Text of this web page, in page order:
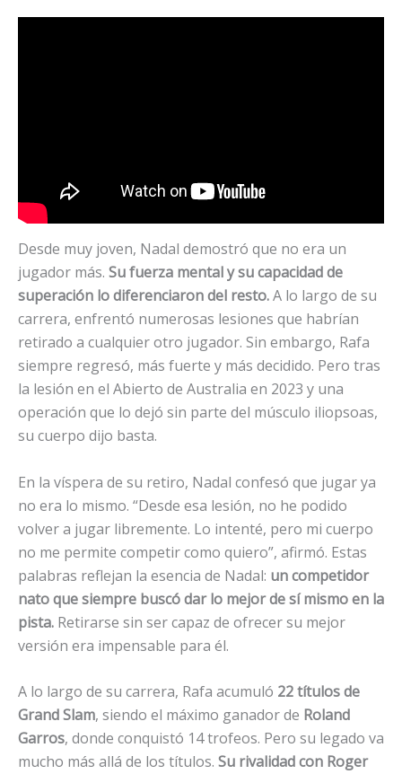
Desde muy joven, Nadal demostró que no era un
jugador más. Su fuerza mental y su capacidad de
superación lo diferenciaron del resto.A lo largo de su
carrera, enfrentó numerosas lesiones que habrían
retirado a cualquier otro jugador. Sin embargo, Rafa
siempre regresó, más fuerte y más decidido. Pero tras
la lesión en el Abierto de Australia en 2023 y una
operación que lo dejó sin parte del músculo iliopsoas,
su cuerpo dijo basta.
En la víspera de su retiro, Nadal confesó que jugar ya
no era lo mismo. “Desde esa lesión, no he podido
volver a jugar libremente. Lo intenté, pero mi cuerpo
no me permite competir como quiero”, afirmó. Estas
palabras reflejan la esencia de Nadal: un competidor
nato que siempre buscó dar lo mejor de sí mismo en la
pista. Retirarse sin ser capaz de ofrecer su mejor
versión era impensable para él.
A lo largo de su carrera, Rafa acumuló 22 títulos de
Grand Slam, siendo el máximo ganador de Roland
Garros, donde conquistó 14 trofeos. Pero su legado va
mucho más allá de los títulos. Su rivalidad con Roger